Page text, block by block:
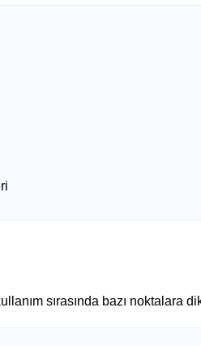
sırasında bazı noktalara